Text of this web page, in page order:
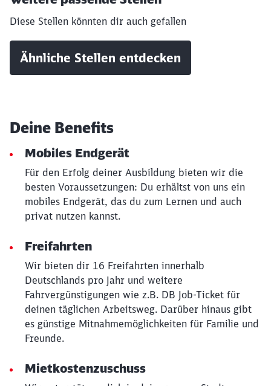
Diese Stellen könnten dir auch gefallen
Ähnliche Stellen entdecken
Deine Benefits
Mobiles Endgerät
Für den Erfolg deiner Ausbildung bieten wir die
besten Voraussetzungen: Du erhältst von uns ein
mobiles Endgerät, das du zum Lernen und auch
privat nutzen kannst.
Freifahrten
Wir bieten dir 16 Freifahrten innerhalb
Deutschlands pro Jahr und weitere
Fahrvergünstigungen wie z.B. DB Job-Ticket für
deinen täglichen Arbeitsweg. Darüber hinaus gibt
es günstige Mitnahmemöglichkeiten für Familie und
Freunde.
Mietkostenzuschuss